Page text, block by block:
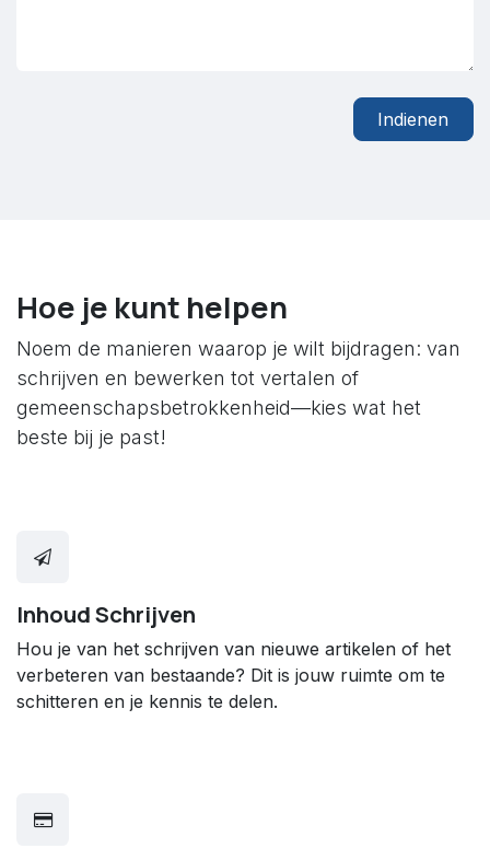
Indienen
Hoe je kunt helpen
Noem de manieren waarop je wilt bijdragen: van
schrijven en bewerken tot vertalen of
gemeenschapsbetrokkenheid—kies wat het
beste bij je past!
Inhoud Schrijven
Hou je van het schrijven van nieuwe artikelen of het
verbeteren van bestaande? Dit is jouw ruimte om te
schitteren en je kennis te delen.